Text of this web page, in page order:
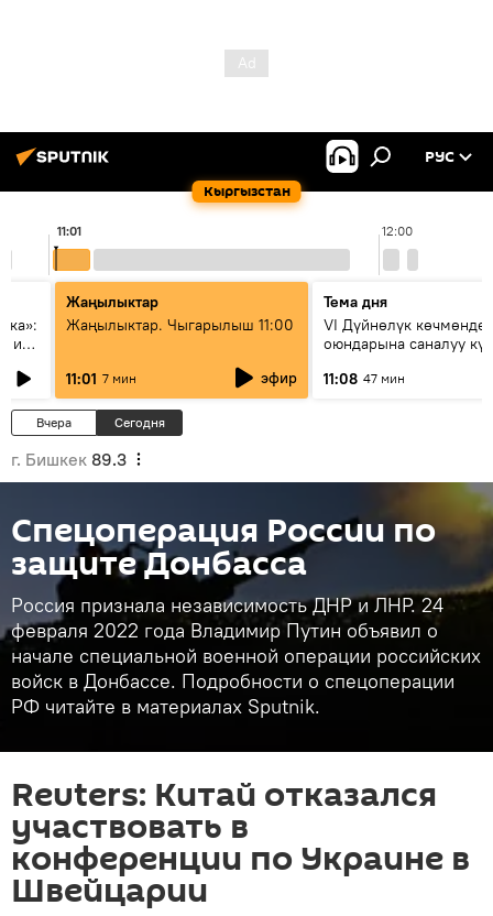
Кыргызстан
РУС
12:00
11:01
и
Жаңылыктар
Жаңылыктар. Чыгарылыш 11:00
11:01 7 мин эфир
Тема дня
VI Дүйнөлүк
оюндарына саналуу
этапка жетти?
11:08 47 мин
Вчера Сегодня
г. Бишкек 89.3
Спецоперация России по
защите Донбасса
Россия признала независимость ДНР и ЛНР. 24
февраля 2022 года Владимир Путин объявил о
начале специальной военной операции российских
войск в Донбассе. Подробности о спецоперации
РФ читайте в материалах Sputnik.
Reuters: Китай отказался
участвовать в
конференции по Украине в
Швейцарии